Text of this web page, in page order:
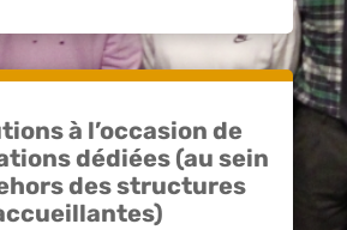
à l’occasion de
dédiées (au sein
des structures